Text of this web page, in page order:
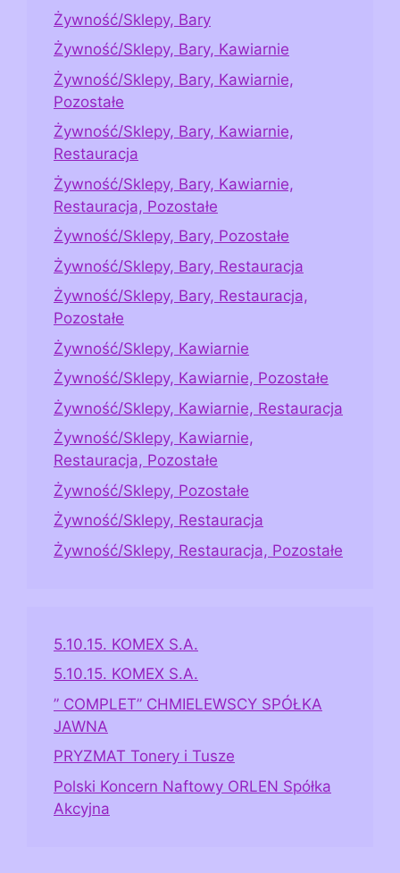
Żywność/Sklepy, Bary
Żywność/Sklepy, Bary, Kawiarnie
Żywność/Sklepy, Bary, Kawiarnie,
Pozostałe
Żywność/Sklepy, Bary, Kawiarnie,
Restauracja
Żywność/Sklepy, Bary, Kawiarnie,
Restauracja, Pozostałe
Żywność/Sklepy, Bary, Pozostałe
Żywność/Sklepy, Bary, Restauracja
Żywność/Sklepy, Bary, Restauracja,
Pozostałe
Żywność/Sklepy, Kawiarnie
Żywność/Sklepy, Kawiarnie, Pozostałe
Żywność/Sklepy, Kawiarnie, Restauracja
Żywność/Sklepy, Kawiarnie,
Restauracja, Pozostałe
Żywność/Sklepy, Pozostałe
Żywność/Sklepy, Restauracja
Żywność/Sklepy, Restauracja, Pozostałe
5.10.15. KOMEX S.A.
5.10.15. KOMEX S.A.
” COMPLET” CHMIELEWSCY SPÓŁKA
JAWNA
PRYZMAT Tonery i Tusze
Polski Koncern Naftowy ORLEN Spółka
Akcyjna